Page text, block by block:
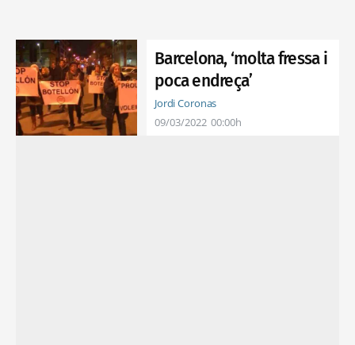
Barcelona, ‘molta fressa i
poca endreça’
Jordi Coronas
09/03/2022 00:00h